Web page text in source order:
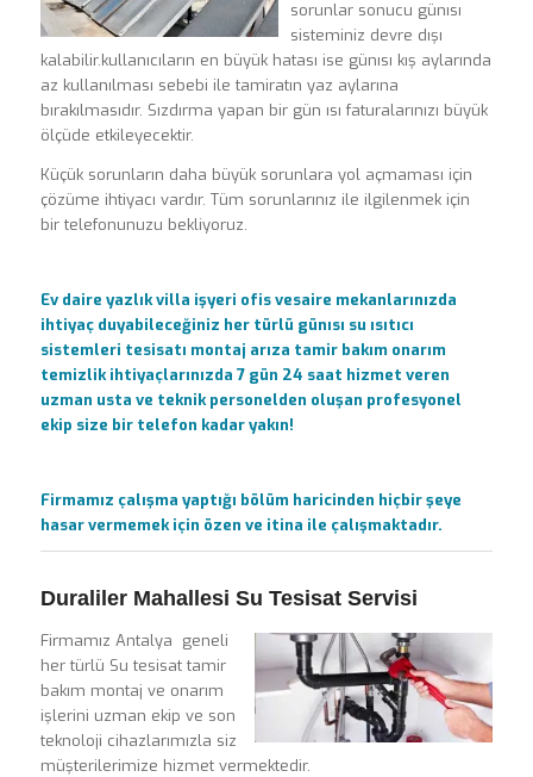
sorunlar sonucu günısı
sisteminiz devre dışı
kalabilir.kullanıcıların en büyük hatası ise günısı kış aylarında
az kullanılması sebebi ile tamiratın yaz aylarına
bırakılmasıdır. Sızdırma yapan bir gün ısı faturalarınızı büyük
ölçüde etkileyecektir.
Küçük sorunların daha büyük sorunlara yol açmaması için
çözüme ihtiyacı vardır. Tüm sorunlarınız ile ilgilenmek için
bir telefonunuzu bekliyoruz.
Ev daire yazlık villa işyeri ofis vesaire mekanlarınızda
ihtiyaç duyabileceğiniz her türlü günısı su ısıtıcı
sistemleri tesisatı montaj arıza tamir bakım onarım
temizlik ihtiyaçlarınızda 7 gün 24 saat hizmet veren
uzman usta ve teknik personelden oluşan profesyonel
ekip size bir telefon kadar yakın!
Firmamız çalışma yaptığı bölüm haricinden hiçbir şeye
hasar vermemek için özen ve itina ile çalışmaktadır.
Duraliler Mahallesi Su Tesisat Servisi
Firmamız Antalya geneli
her türlü Su tesisat tamir
bakım montaj ve onarım
işlerini uzman ekip ve son
teknoloji cihazlarımızla siz
müşterilerimize hizmet vermektedir.